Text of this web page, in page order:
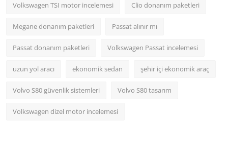
Volkswagen TSI motor incelemesi Clio donanım paketleri
Megane donanım paketleri Passat alınır mı
Passat donanım paketleri Volkswagen Passat incelemesi
uzun yol aracı ekonomik sedan şehir içi ekonomik araç
Volvo S80 güvenlik sistemleri Volvo S80 tasarım
Volkswagen dizel motor incelemesi